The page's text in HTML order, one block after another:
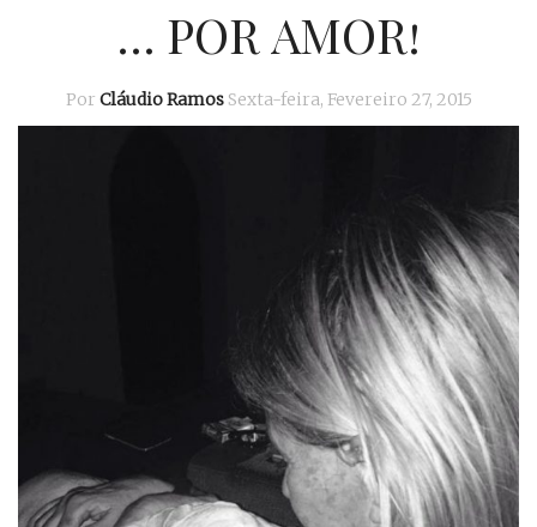
ACTUALIDADE
… POR AMOR!
Por Cláudio Ramos Sexta-feira, Fevereiro 27, 2015